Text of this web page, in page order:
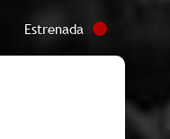
Estrenada